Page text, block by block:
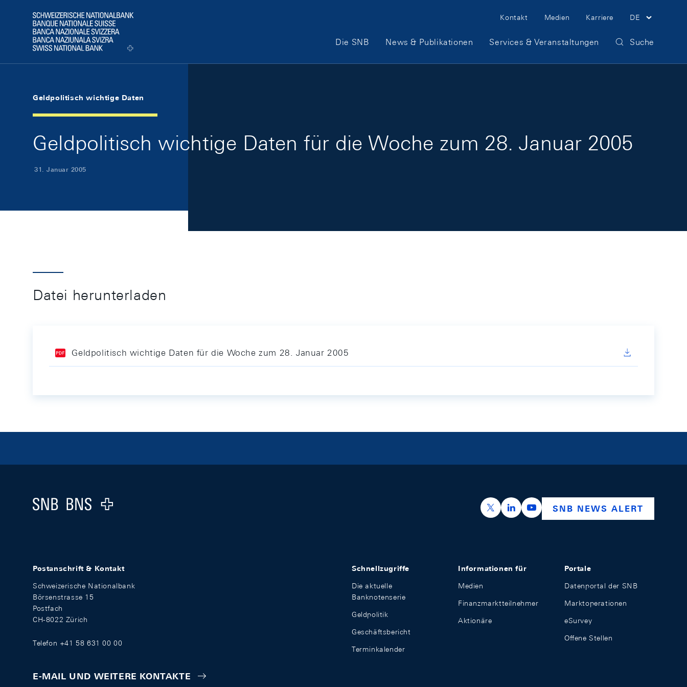
Logo
Meta Navigation
Kontakt Medien Karriere DE
Hauptnavigation
Die SNB News & Publikationen Services & Veranstaltungen Suche
Geldpolitisch wichtige Daten
Geldpolitisch wichtige Daten für die Woche zum 28. Januar 2005
31. Januar 2005
Datei herunterladen
Geldpolitisch wichtige Daten für die Woche zum 28. Januar 2005
Logo
https://x.com/snb_bns
https://ch.linkedin.com/company/swiss-
https://www.youtube.com/
SNB NEWS ALERT
Postanschrift & Kontakt
Schweizerische Nationalbank
Börsenstrasse 15
Postfach
CH-8022 Zürich
Telefon +41 58 631 00 00
E-MAIL UND WEITERE KONTAKTE
Schnellzugriffe
Die aktuelle
Banknotenserie
Geldpolitik
Geschäftsbericht
Terminkalender
Informationen für
Medien
Finanzmarktteilnehmer
Aktionäre
Portale
Datenportal der SNB
Marktoperationen
eSurvey
Offene Stellen